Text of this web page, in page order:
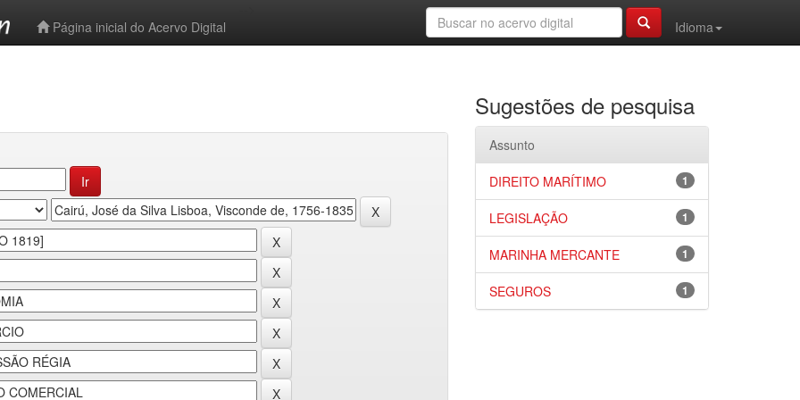
Página inicial do Acervo Digital
Idioma
Sugestões de pesquisa
Assunto
1
DIREITO MARÍTIMO
1
LEGISLAÇÃO
1
MARINHA MERCANTE
1
SEGUROS